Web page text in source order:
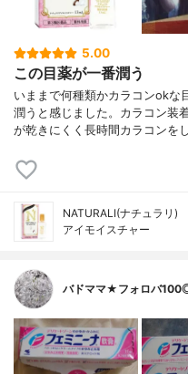
5.00
この目薬が一番潤う
いままで何種類かカラコンokな
潤うと感じました。カラコン装
が乾きにくく長時間カラコンを
NATURALI(ナチュラリ)
アイモイスチャー
バドママ★フォロバ